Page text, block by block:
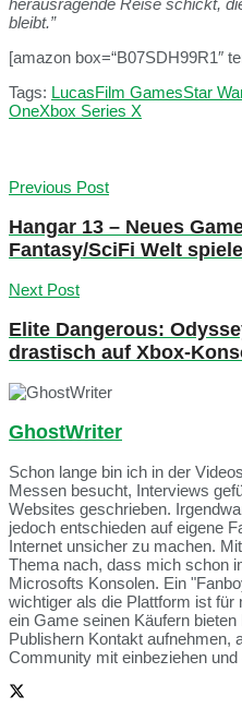
herausragende Reise schickt,
bleibt.”
[amazon box=“B07SDH99R1″
Tags: LucasFilm GamesStar
OneXbox Series X
Previous Post
Hangar 13 – Neues
Fantasy/SciFi Welt
Next Post
Elite Dangerous:
drastisch auf Xbox-
GhostWriter
Schon lange bin ich in der
Messen besucht, Interviews
Websites geschrieben.
jedoch entschieden auf eigene
Internet unsicher zu machen.
Thema nach, dass mich schon
Microsofts Konsolen. Ein
wichtiger als die Plattform ist
ein Game seinen Käufern
Publishern Kontakt aufnehmen,
Community mit einbeziehen